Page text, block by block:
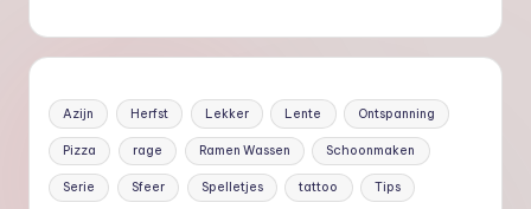
Azijn Herfst Lekker Lente Ontspanning
Pizza rage Ramen Wassen Schoonmaken
Serie Sfeer Spelletjes tattoo Tips